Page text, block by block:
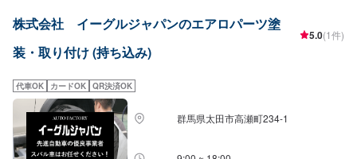
ます。(要相談)納期は前後する場合がございます。予めご了承ください。-----
ご来店時の注意、受付方法-----入庫の際はお気をつけてお越しください。駐車
スペースはガレージ前の空いているスペースに駐車してください。受付はス
す。【定休日・営業時間】定休日：月曜日、第2日曜日、第4日曜日・祝日・
ＧＷ・お盆・年末年始営業時間：9:00~18:00
株式会社 イーグルジャパンのエアロパーツ塗
装・取り付け (持ち込み)
5.0(1件)
代車OK カードOK QR決済OK
群馬県太田市高瀬町234-1